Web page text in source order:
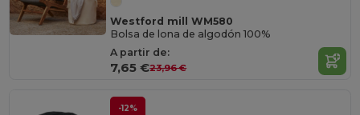
Westford mill WM580
Bolsa de lona de algodón 100%
A partir de:
7,65 €23,96 €
-12%